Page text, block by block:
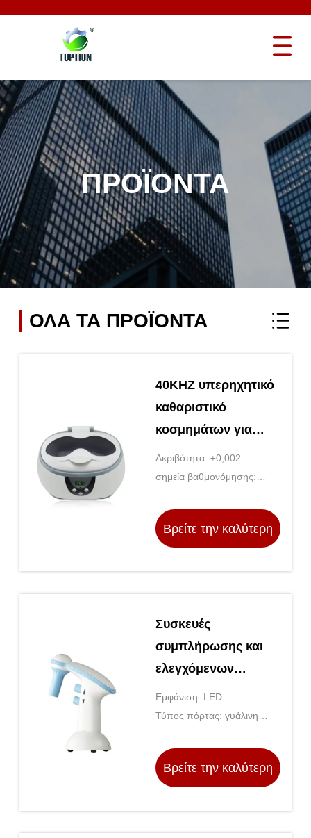
ΠΡΟΪΌΝΤΑ
ΟΛΑ ΤΑ ΠΡΟΪΌΝΤΑ
40KHZ υπερηχητικό
καθαριστικό
κοσμημάτων για
διαμαντένια
δαχτυλίδι γάμου
Ακριβότητα: ±0,002
σημεία βαθμονόμησης:
Βρείτε την καλύτερη
Συσκευές
συμπλήρωσης και
ελεγχόμενων
σωληνώσεων Γενικό
εργαστήριο Λευκό
Εμφάνιση: LED
Τύπος πόρτας: γυάλινη
Βρείτε την καλύτερη